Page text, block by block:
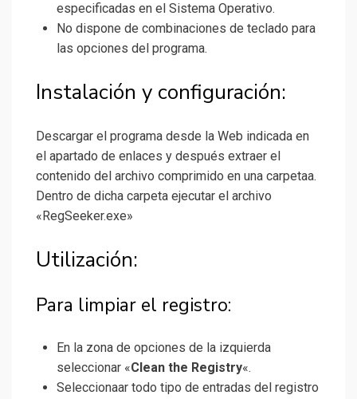
especificadas en el Sistema Operativo.
No dispone de combinaciones de teclado para
las opciones del programa.
Instalación y configuración:
Descargar el programa desde la Web indicada en
el apartado de enlaces y después extraer el
contenido del archivo comprimido en una carpetaa.
Dentro de dicha carpeta ejecutar el archivo
«RegSeeker.exe»
Utilización:
Para limpiar el registro:
En la zona de opciones de la izquierda
seleccionar «Clean the Registry«.
Seleccionaar todo tipo de entradas del registro